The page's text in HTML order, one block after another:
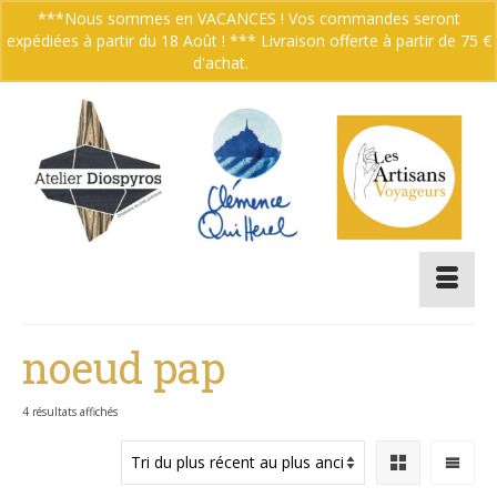
Votre panier 0.00€
noeud pap
4 résultats affichésTrié
plus
***Nous sommes en VACANCES ! Vos commandes seront
expédiées à partir du 18 Août ! *** Livraison offerte à partir de 75 €
d'achat.